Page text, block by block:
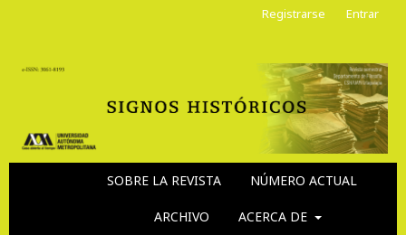
SOBRE LA REVISTA NÚMERO ACTUAL
ARCHIVO ACERCA DE
Registrarse Entrar